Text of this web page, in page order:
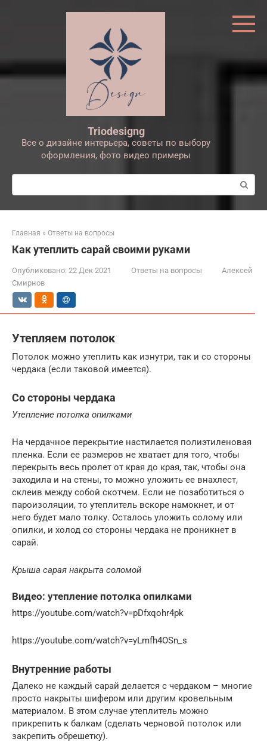
Triodesigng
Все о дизайне интерьера, советы по выбору
оформления, фото видео примеры
Поиск:
Главная » Ответы на вопросы
Как утеплить сарай своими руками
Опубликовано: 22 Дек 2021 Ответы на вопросы
Алексей
Смирнов
Утепляем потолок
Потолок можно утеплить как изнутри, так и со стороны
чердака (если таковой имеется).
Со стороны чердака
Утепление потолка опилками
На чердачное перекрытие настилается полиэтиленовая
пленка. Если ее размеров не хватает для того, чтобы
перекрыть весь пролет от края до края, так, чтобы она
заходила и на стены, то можно уложить ее внахлест,
склеив между собой скотчем. Если не позаботиться о
пароизоляции, то утеплитель вскоре намокнет, и от
него будет мало толку. Осталось уложить солому или
опилки, и холод со стороны чердака не проникнет в
сарай.
Крыша сарая накрыта соломой
Видео: утепление потолка опилками
https://youtube.com/watch?v=pDfxqohr4pk
https://youtube.com/watch?v=yLmfh4OSn_s
Внутренние работы
Далеко не каждый сарай делается с чердаком – многие
просто накрыты шифером или другим кровельным
материалом. В этом случае утеплитель можно
прикрепить к балкам (сделать черновой потолок или
закрепить обрешетку).